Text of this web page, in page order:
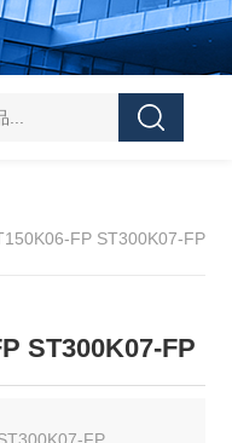
5 FUJIIMPULSE富士音派
FP ST300K07-FP
ST300K07-FP